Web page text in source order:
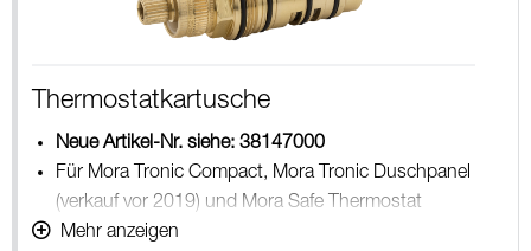
Thermostatkartusche
Neue Artikel-Nr. siehe: 38147000
Für Mora Tronic Compact, Mora Tronic Duschpanel
(verkauf vor 2019) und Mora Safe Thermostat
Legiosafe
Mehr anzeigen